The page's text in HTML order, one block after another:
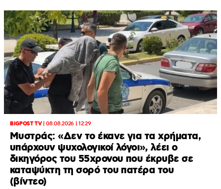
BIGPOST TV|08.08.2026 | 12:29
Μυστράς: «Δεν το έκανε για τα χρήματα,
υπάρχουν ψυχολογικοί λόγοι», λέει ο
δικηγόρος του 55χρονου που έκρυβε σε
καταψύκτη τη σορό του πατέρα του
(βίντεο)